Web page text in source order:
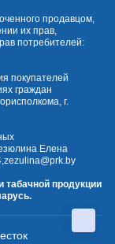
продавцом,
их прав,
потребителей:
покупателей
граждан
г.
Елена
,zezulina@prk.by
табачной продукции